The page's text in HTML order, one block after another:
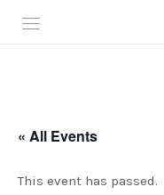
« All Events
This event has passed.